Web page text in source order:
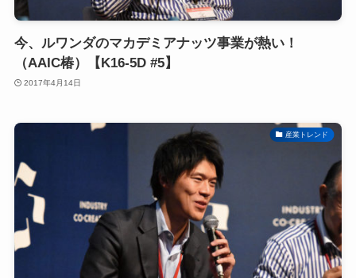
今、ルワンダのマカデミアナッツ事業が熱い！
（AAIC椿）【K16-5D #5】
2017年4月14日
産業トレンド